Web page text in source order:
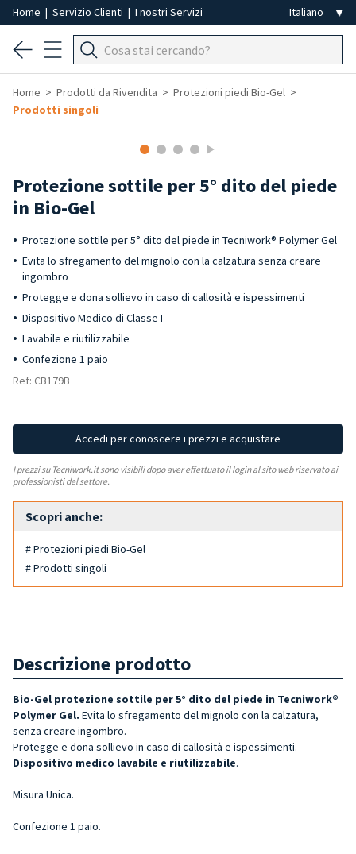
Home | Servizio Clienti | I nostri Servizi
Home Prodotti da Rivendita
Protezioni piedi Bio-Gel
Prodotti singoli
Protezione sottile per 5° dito del piede
in Bio-Gel
Protezione sottile per 5° dito del piede in Tecniwork® Polymer Gel
Evita lo sfregamento del mignolo con la calzatura senza creare
ingombro
Protegge e dona sollievo in caso di callosità e ispessimenti
Dispositivo Medico di Classe I
Lavabile e riutilizzabile
Confezione 1 paio
Ref: CB179B
Accedi per conoscere i prezzi e acquistare
I prezzi su Tecniwork.it sono visibili dopo aver effettuato il login al sito web riservato ai
professionisti del settore.
Scopri anche:
# Protezioni piedi Bio-Gel
# Prodotti singoli
Descrizione prodotto
Bio-Gel protezione sottile per 5° dito del piede in Tecniwork®
Polymer Gel. Evita lo sfregamento del mignolo con la calzatura,
senza creare ingombro.
Protegge e dona sollievo in caso di callosità e ispessimenti.
Dispositivo medico lavabile e riutilizzabile.
Misura Unica.
Confezione 1 paio.